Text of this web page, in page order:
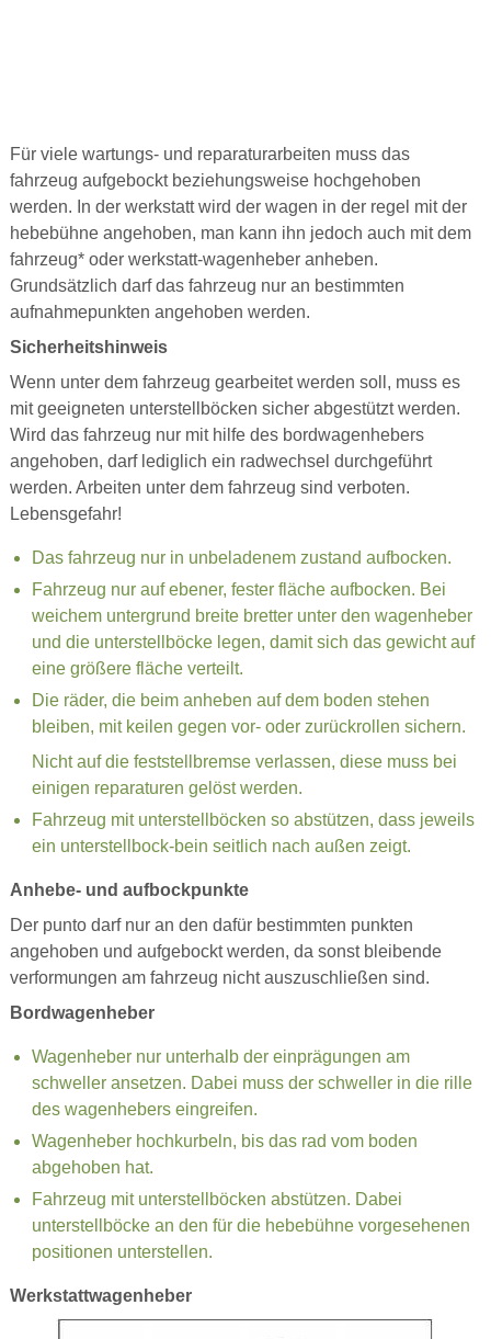
Für viele wartungs- und reparaturarbeiten muss das
fahrzeug aufgebockt beziehungsweise hochgehoben
werden. In der werkstatt wird der wagen in der regel mit der
hebebühne angehoben, man kann ihn jedoch auch mit dem
fahrzeug* oder werkstatt-wagenheber anheben.
Grundsätzlich darf das fahrzeug nur an bestimmten
aufnahmepunkten angehoben werden.
Sicherheitshinweis
Wenn unter dem fahrzeug gearbeitet werden soll, muss es
mit geeigneten unterstellböcken sicher abgestützt werden.
Wird das fahrzeug nur mit hilfe des bordwagenhebers
angehoben, darf lediglich ein radwechsel durchgeführt
werden. Arbeiten unter dem fahrzeug sind verboten.
Lebensgefahr!
Das fahrzeug nur in unbeladenem zustand aufbocken.
Fahrzeug nur auf ebener, fester fläche aufbocken. Bei
weichem untergrund breite bretter unter den wagenheber
und die unterstellböcke legen, damit sich das gewicht auf
eine größere fläche verteilt.
Die räder, die beim anheben auf dem boden stehen
bleiben, mit keilen gegen vor- oder zurückrollen sichern.
Nicht auf die feststellbremse verlassen, diese muss bei
einigen reparaturen gelöst werden.
Fahrzeug mit unterstellböcken so abstützen, dass jeweils
ein unterstellbock-bein seitlich nach außen zeigt.
Anhebe- und aufbockpunkte
Der punto darf nur an den dafür bestimmten punkten
angehoben und aufgebockt werden, da sonst bleibende
verformungen am fahrzeug nicht auszuschließen sind.
Bordwagenheber
Wagenheber nur unterhalb der einprägungen am
schweller ansetzen. Dabei muss der schweller in die rille
des wagenhebers eingreifen.
Wagenheber hochkurbeln, bis das rad vom boden
abgehoben hat.
Fahrzeug mit unterstellböcken abstützen. Dabei
unterstellböcke an den für die hebebühne vorgesehenen
positionen unterstellen.
Werkstattwagenheber